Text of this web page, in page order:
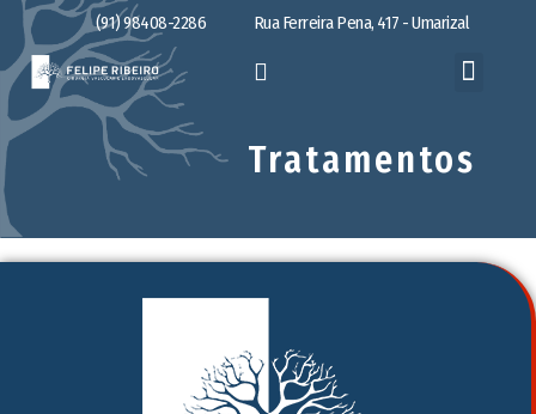
(91) 98408-2286 Rua Ferreira Pena, 417 - Umarizal
Tratamentos